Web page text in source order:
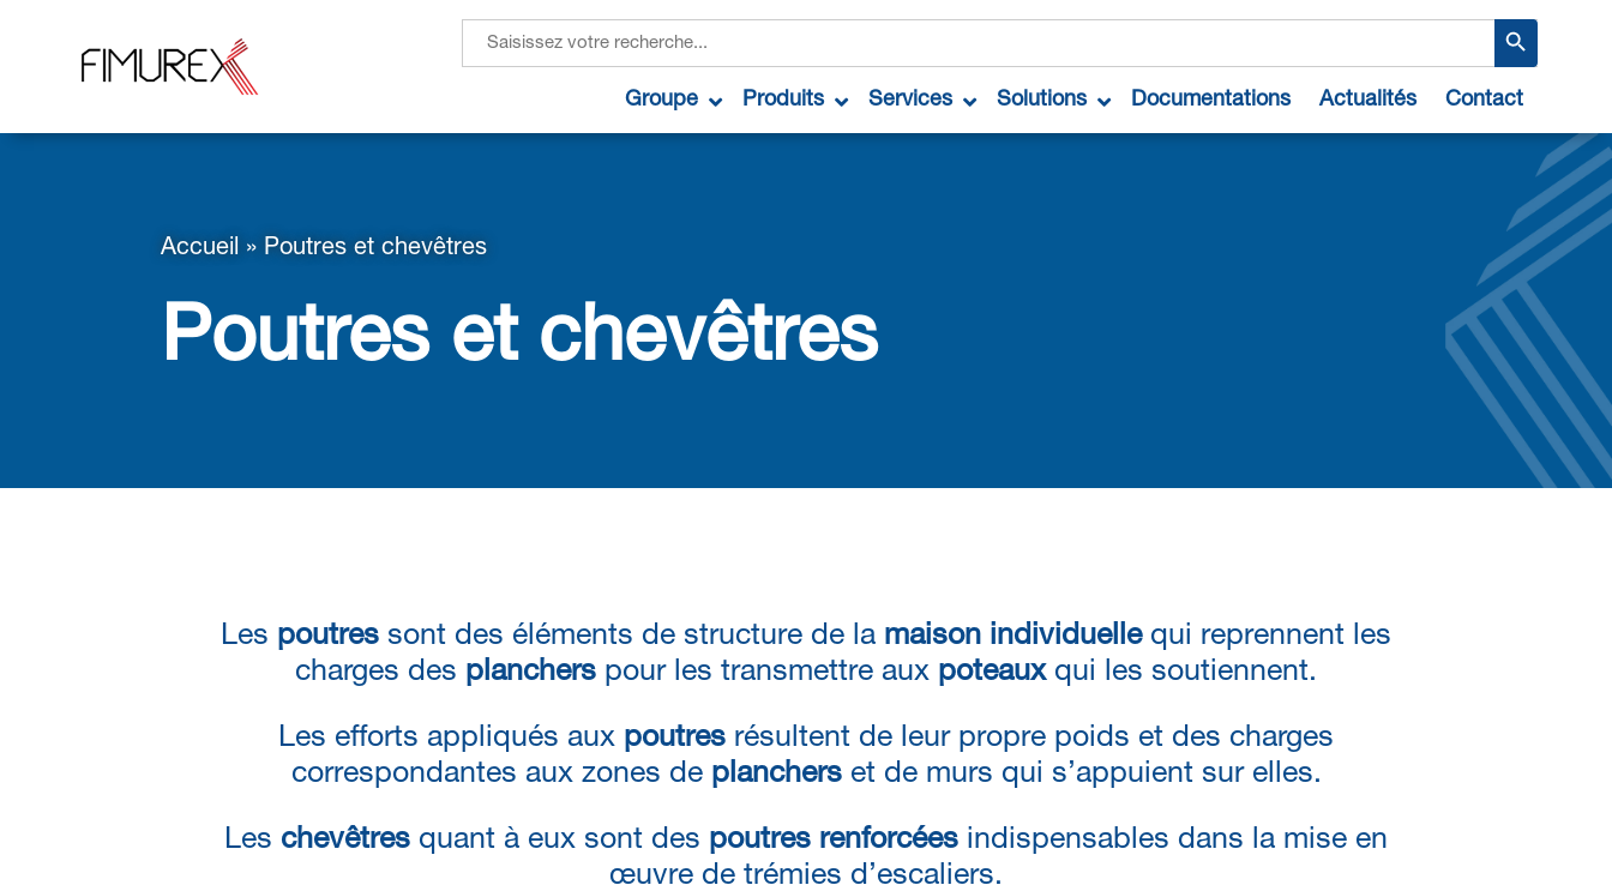
for:
Search Button
Groupe Produits Services Solutions Documentations Actualités Contact
Accueil » Poutres et chevêtres
Poutres et chevêtres
Les poutres sont des éléments de structure de la maison individuellequi reprennent les
charges des planchers pour les transmettre aux poteauxqui les soutiennent.
Les efforts appliqués aux poutres résultent de leur propre poids et des charges
correspondantes aux zones de plancherset de murs qui s’appuient sur elles.
Les chevêtres quant à eux sont des poutres renforcées indispensables dans la mise en
œuvre de trémies d’escaliers.